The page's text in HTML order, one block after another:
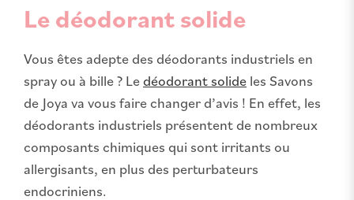
Le déodorant solide
Vous êtes adepte des déodorants industriels en
spray ou à bille ? Ledéodorant solide les Savons
de Joya va vous faire changer d’avis ! En effet, les
déodorants industriels présentent de nombreux
composants chimiques qui sont irritants ou
allergisants, en plus des perturbateurs
endocriniens.